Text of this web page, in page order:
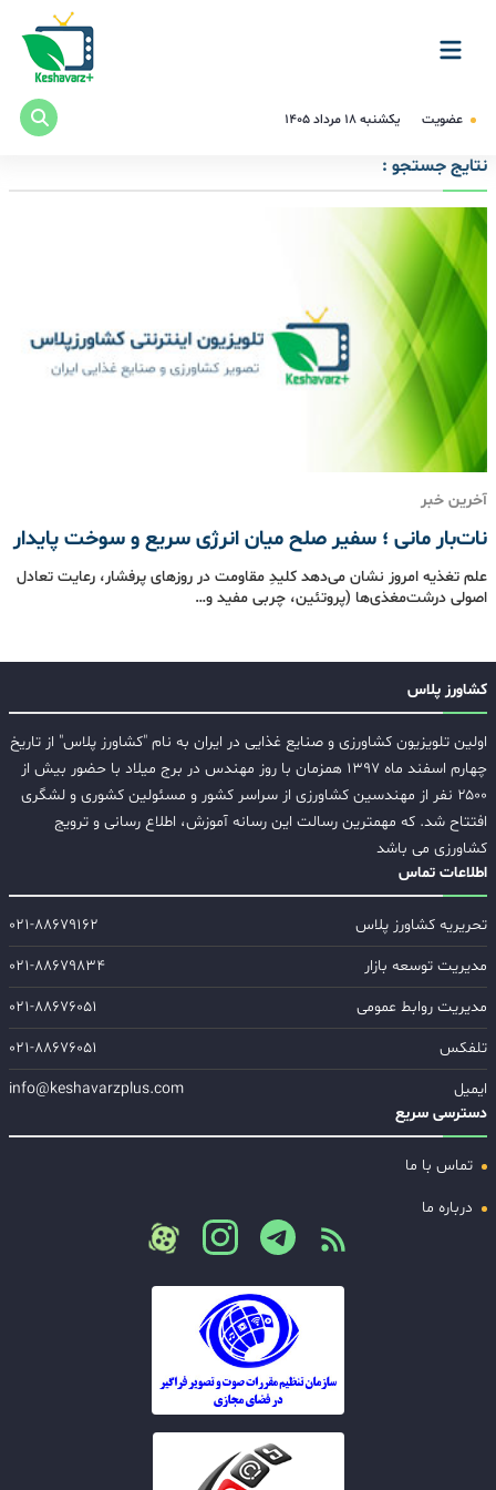
عضویت یکشنبه ۱۸ مرداد ۱۴۰۵
نتایج جستجو :
آخرین خبر
نات‌بار مانی ؛ سفیر صلح میان انرژی سریع و سوخت پایدار
علم تغذیه امروز نشان می‌دهد کلیدِ مقاومت در روزهای پرفشار، رعایت تعادل
اصولی درشت‌مغذی‌ها (پروتئین، چربی مفید و…
کشاورز پلاس
اولین تلویزیون کشاورزی و صنایع غذایی در ایران به نام "کشاورز پلاس" از تاریخ
چهارم اسفند ماه ۱۳۹۷ همزمان با روز مهندس در برج میلاد با حضور بیش از
۲۵۰۰ نفر از مهندسین کشاورزی از سراسر کشور و مسئولین کشوری و لشگری
افتتاح شد. که مهمترین رسالت این رسانه آموزش، اطلاع رسانی و ترویج
کشاورزی می باشد
اطلاعات تماس
تحریریه کشاورز پلاس
۰۲۱-۸۸۶۷۹۱۶۲
مدیریت توسعه بازار
۰۲۱-۸۸۶۷۹۸۳۴
مدیریت روابط عمومی
۰۲۱-۸۸۶۷۶۰۵۱
تلفکس
۰۲۱-۸۸۶۷۶۰۵۱
ایمیل
info@keshavarzplus.com
دسترسی سریع
تماس با ما
درباره ما